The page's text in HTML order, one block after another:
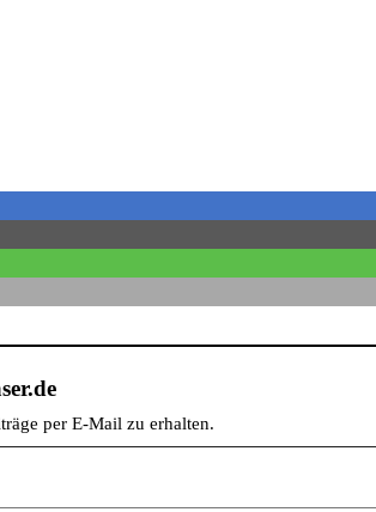
per E-Mail zu erhalten.